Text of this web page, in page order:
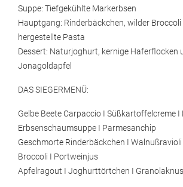
Suppe: Tiefgekühlte Markerbsen
Hauptgang: Rinderbäckchen, wilder
hergestellte Pasta
Dessert: Naturjoghurt, kernige Haferflocken
Jonagoldapfel
DAS SIEGERMENÜ:
Gelbe Beete Carpaccio I Süßkartoffelcreme
Erbsenschaumsuppe I Parmesanchip
Geschmorte Rinderbäckchen I
Broccoli I Portweinjus
Apfelragout I Joghurttörtchen I